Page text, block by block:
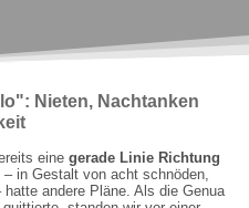
Nieten, Nachtanken
eine gerade Linie Richtung
in Gestalt von acht schnöden,
hatte andere Pläne. Als die Genua